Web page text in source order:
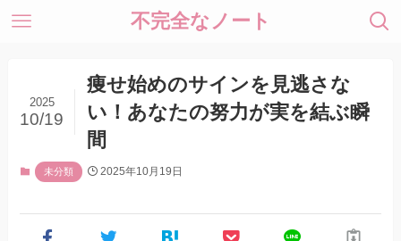
不完全なノート
痩せ始めのサインを見逃さな
い！あなたの努力が実を結ぶ瞬
間
2025
10/19
未分類 2025年10月19日